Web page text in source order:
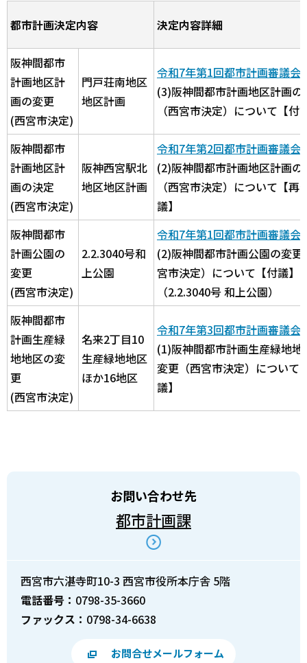
都市計画決定内容 決定内容詳細
阪神間都市
計画地区計
画の変更
(西宮市決定)
門戸荘南地区
地区計画
令和7年第1回都市計画審議会
(3)阪神間都市計画地区計画の
（西宮市決定）について【付
阪神間都市
計画地区計
画の決定
(西宮市決定)
阪神西宮駅北
地区地区計画
令和7年第2回都市計画審議会
(2)阪神間都市計画地区計画の
（西宮市決定）について【再
議】
阪神間都市
計画公園の
変更
(西宮市決定)
2.2.3040号和
上公園
令和7年第1回都市計画審議会
(2)阪神間都市計画公園の変更
宮市決定）について【付議
（2.2.3040号 和上公園）
阪神間都市
計画生産緑
地地区の変
更
(西宮市決定)
名来2丁目10
生産緑地地区
ほか16地区
令和7年第3回都市計画審議会
(1)阪神間都市計画生産緑地地
変更（西宮市決定）について
議】
お問い合わせ先
都市計画課
西宮市六湛寺町10-3 西宮市役所本庁舎 5階
電話番号： 0798-35-3660
ファックス： 0798-34-6638
お問合せメールフォーム